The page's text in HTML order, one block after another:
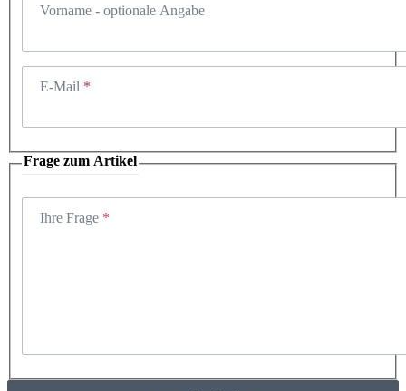
Vorname - optionale Angabe
E-Mail
Frage zum Artikel
Ihre Frage